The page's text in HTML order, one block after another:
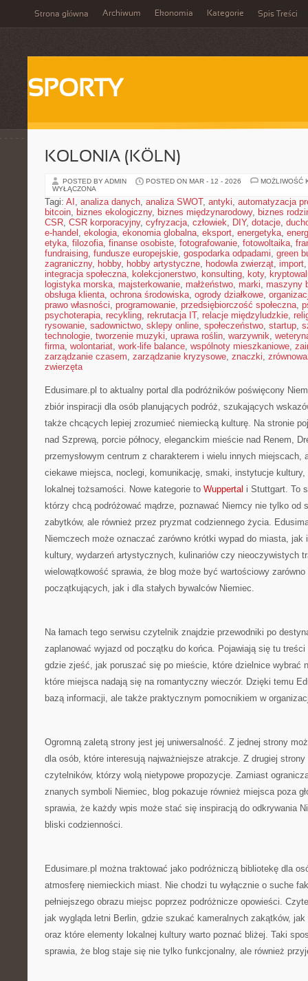
Strona główna Archiwum Ekonomia Kategorie Spis Treści
SPORTY
KOLONIA (KÖLN)
POSTED BY ADMIN POSTED ON MAR - 12 - 2026
MOŻLIWOŚĆ
WYŁĄCZONA
Tagi: AI , analiza danych, analiza SWOT, antyki, automatyzacja
bitcoin, biznes ekologiczny, biznes międzynarodowy, biznes
CSR, CSR korporacyjny, cyfryzacja, człowiek, DIY, dotacje,
e-handel , ekologia, ekonomia globalna, eksport, energetyka,
etyka, filozofia, finanse osobiste, fotografowanie, fotowoltaika,
fundraising, fundusze europejskie, gospodarka odpadami, green
zagraniczny, hobby, hobby artystyczne, hodowla zwierząt, import
integracja społeczna, kolekcjonerstwo, konsulting, koty,
logistyka morska, majsterkowanie, małżeństwo, marki, maszyny
obsługa klienta, ochrona środowiska, ogrody działkowe,
prawo własności, programowanie, przedsiębiorczość społeczna,
psychoterapia, recykling, rekrutacja IT, relacje międzyludzkie,
rysowanie, sadownictwo, sklepy online, społeczeństwo, startup,
technologie, tworzenie muzyki, uprawa roślin, warzywnik,
firma, wolontariat, work-life balance, wspólnoty mieszkaniowe,
zarządzanie czasem, zarządzanie kryzysowe, znaczki,
zwierzęta
Edusimare.pl to aktualny portal dla podróżników poświęcony
zbiór inspiracji dla osób planujących podróż, szukających
także chcących lepiej zrozumieć niemiecką kulturę. Na stronie
nad Szprewą, porcie północy, eleganckim mieście nad Renem,
przemysłowym centrum z charakterem i wielu innych miejscach,
ciekawe miejsca, noclegi, komunikację, smaki, instytucje kultury,
lokalnej tożsamości. Nowe kategorie to Wuppertal i Stuttgart. To
którzy chcą podróżować mądrze, poznawać Niemcy nie tylko od
zabytków, ale również przez pryzmat codziennego życia.
Niemczech może oznaczać zarówno krótki wypad do miasta, jak
kultury, wydarzeń artystycznych, kulinariów czy nieoczywistych
wielowątkowość sprawia, że blog może być wartościowy
początkujących, jak i dla stałych bywalców Niemiec.
Na łamach tego serwisu czytelnik znajdzie przewodniki po
zaplanować wyjazd od początku do końca. Pojawiają się tu
gdzie zjeść, jak poruszać się po mieście, które dzielnice wybrać
które miejsca nadają się na romantyczny wieczór. Dzięki temu
bazą informacji, ale także praktycznym pomocnikiem w
Ogromną zaletą strony jest jej uniwersalność. Z jednej strony
dla osób, które interesują najważniejsze atrakcje. Z drugiej
czytelników, którzy wolą nietypowe propozycje. Zamiast
znanych symboli Niemiec, blog pokazuje również miejsca poza
sprawia, że każdy wpis może stać się inspiracją do odkrywania
bliski codzienności.
Edusimare.pl można traktować jako podróżniczą bibliotekę dla
atmosferę niemieckich miast. Nie chodzi tu wyłącznie o suche
pełniejszego obrazu miejsc poprzez podróżnicze opowieści.
jak wygląda letni Berlin, gdzie szukać kameralnych zakątków,
oraz które elementy lokalnej kultury warto poznać bliżej. Taki
sprawia, że blog staje się nie tylko funkcjonalny, ale również